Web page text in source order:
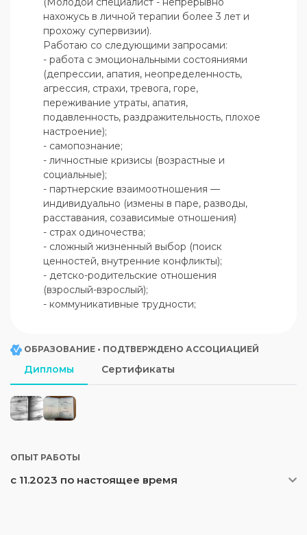
нахожусь в личной терапии более 3 лет и
прохожу супервизии).
Работаю со следующими запросами:
- работа с эмоциональными состояниями
(депрессии, апатия, неопределенность,
агрессия, страхи, тревога, горе,
переживание утраты, апатия,
подавленность, раздражительность, плохое
настроение);
- самопознание;
- личностные кризисы (возрастные и
социальные);
- партнерские взаимоотношения —
индивидуально (измены в паре, разводы,
расставания, созависимые отношения)
- страх одиночества;
- сложный жизненный выбор (поиск
ценностей, внутренние конфликты);
- детско-родительские отношения
(взрослый-взрослый);
- коммуникативные трудности;
ОБРАЗОВАНИЕ • ПОДТВЕРЖДЕНО АССОЦИАЦИЕЙ
Дипломы Сертификаты
ОПЫТ РАБОТЫ
с 11.2023 по настоящее время